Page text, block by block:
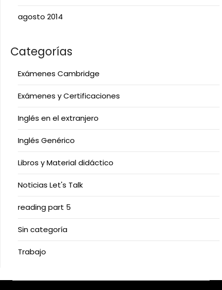
agosto 2014
Categorías
Exámenes Cambridge
Exámenes y Certificaciones
Inglés en el extranjero
Inglés Genérico
Libros y Material didáctico
Noticias Let's Talk
reading part 5
Sin categoría
Trabajo